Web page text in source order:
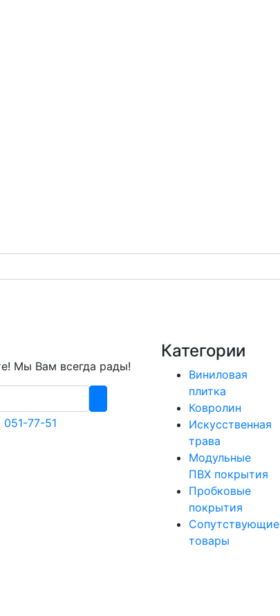
Мы Вам всегда рады!
77-51
Категории
Виниловая
плитка
Ковролин
Искусственная
трава
Модульные
ПВХ покрытия
Пробковые
покрытия
Сопутствующие
товары